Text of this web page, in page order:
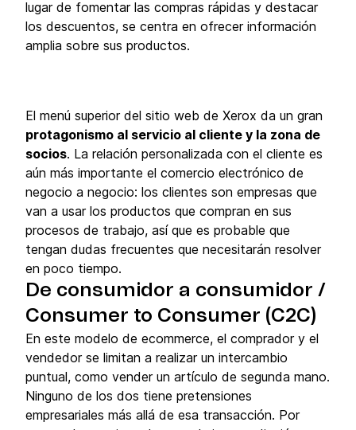
lugar de fomentar las compras rápidas y destacar
los descuentos, se centra en ofrecer información
amplia sobre sus productos.
El menú superior del sitio web de Xerox da un gran
protagonismo al servicio al cliente y la zona de
socios. La relación personalizada con el cliente es
aún más importante el comercio electrónico de
negocio a negocio: los clientes son empresas que
van a usar los productos que compran en sus
procesos de trabajo, así que es probable que
tengan dudas frecuentes que necesitarán resolver
en poco tiempo.
De consumidor a consumidor /
Consumer to Consumer (C2C)
En este modelo de ecommerce, el comprador y el
vendedor se limitan a realizar un intercambio
puntual, como vender un artículo de segunda mano.
Ninguno de los dos tiene pretensiones
empresariales más allá de esa transacción. Por